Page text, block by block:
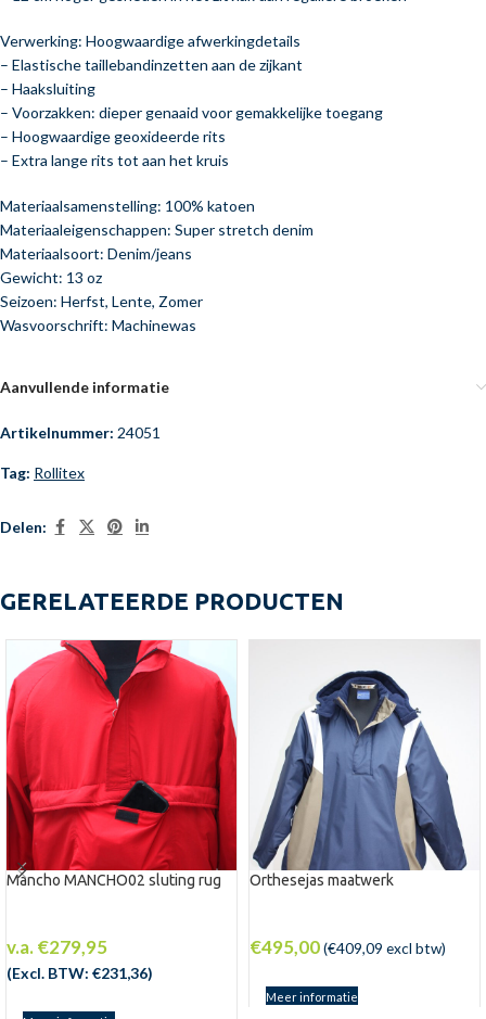
Verwerking: Hoogwaardige afwerkingdetails
– Elastische taillebandinzetten aan de zijkant
– Haaksluiting
– Voorzakken: dieper genaaid voor gemakkelijke toegang
– Hoogwaardige geoxideerde rits
– Extra lange rits tot aan het kruis
Materiaalsamenstelling: 100% katoen
Materiaaleigenschappen: Super stretch denim
Materiaalsoort: Denim/jeans
Gewicht: 13 oz
Seizoen: Herfst, Lente, Zomer
Wasvoorschrift: Machinewas
Aanvullende informatie
Artikelnummer: 24051
Tag: Rollitex
Delen:
GERELATEERDE PRODUCTEN
Mancho MANCHO02 sluting rug
v.a.€279,95
(Excl. BTW: €231,36)
Orthesejas maatwerk
€495,00(€409,09 excl btw)
Meer informatie